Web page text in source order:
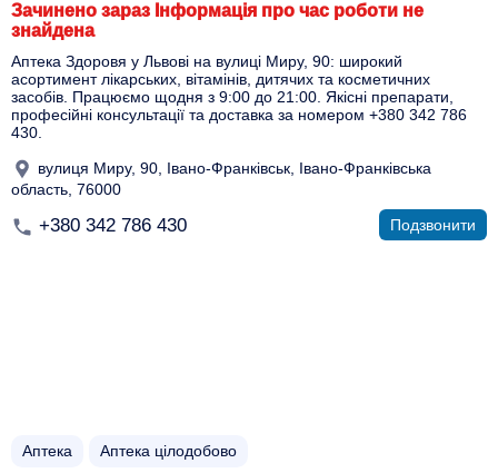
Зачинено зараз Інформація про час роботи не
знайдена
Аптека Здоровя у Львові на вулиці Миру, 90: широкий
асортимент лікарських, вітамінів, дитячих та косметичних
засобів. Працюємо щодня з 9:00 до 21:00. Якісні препарати,
професійні консультації та доставка за номером +380 342 786
430.
вулиця Миру, 90, Івано-Франківськ, Івано-Франківська
область, 76000
+380 342 786 430 Подзвонити
Аптека Аптека цілодобово